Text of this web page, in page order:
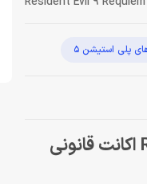
پلی استیشن 5
بازی Resident Evil 9 Requiem Deluxe Edition اکانت قانونی